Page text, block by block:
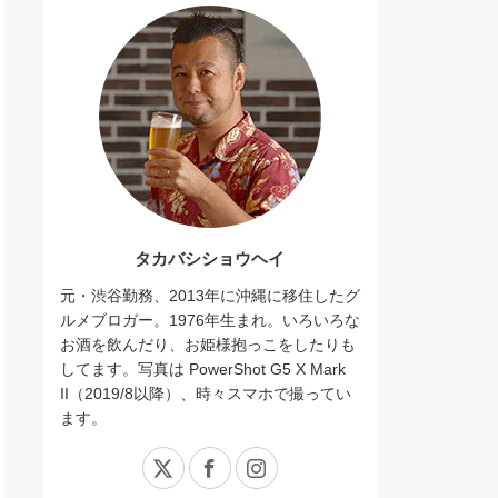
タカバシショウヘイ
元・渋谷勤務、2013年に沖縄に移住したグ
ルメブロガー。1976年生まれ。いろいろな
お酒を飲んだり、お姫様抱っこをしたりも
してます。写真は PowerShot G5 X Mark
II（2019/8以降）、時々スマホで撮ってい
ます。
X FacebookInstagram